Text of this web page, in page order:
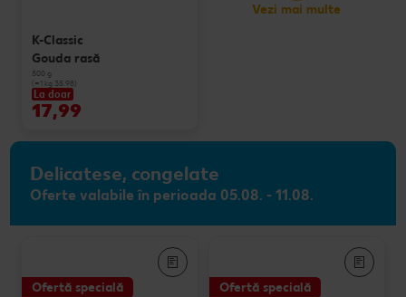
K-Classic
Gouda rasă
500 g
(=1 kg 35.98)
La doar
17,99
Vezi mai multe
Delicatese, congelate
Oferte valabile în perioada 05.08. - 11.08.
Ofertă specială Ofertă specială